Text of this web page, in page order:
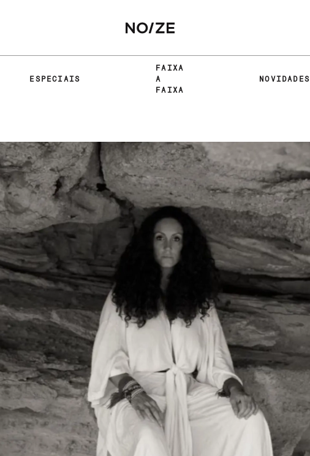
ESPECIAIS
FAIXA
A
FAIXA
NOVIDADES